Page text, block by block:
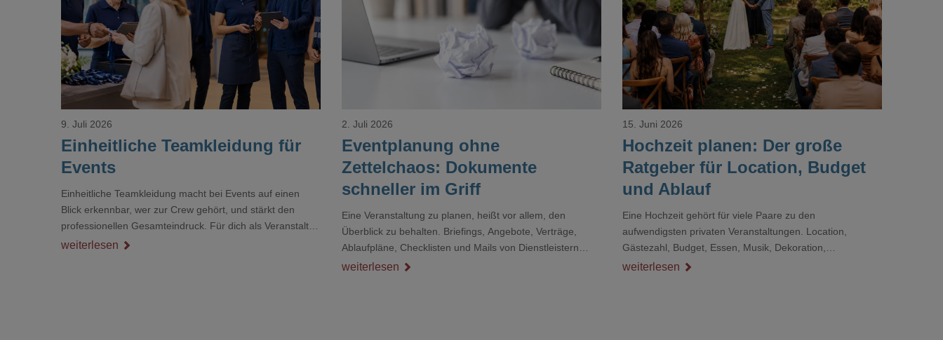
Loading...
Einheitliche Teamkleidung für
Events
9. Juli 2026
Einheitliche Teamkleidung macht bei Events auf einen
Blick erkennbar, wer zur Crew gehört, und stärkt den
professionellen Gesamteindruck. Für dich als Veranstalter
ist das kein Nebenthema: Bei Textilien mit Stickerei oder
weiterlesen
Loading...
Eventplanung ohne
Zettelchaos: Dokumente
schneller im Griff
2. Juli 2026
Eine Veranstaltung zu planen, heißt vor allem, den
Überblick zu behalten. Briefings, Angebote, Verträge,
Ablaufpläne, Checklisten und Mails von Dienstleistern
sammeln sich rasch zu einem unübersichtlichen Stapel.
weiterlesen
Loading...
Hochzeit planen: Der große
Ratgeber für Location, Budget
und Ablauf
15. Juni 2026
Eine Hochzeit gehört für viele Paare zu den
aufwendigsten privaten Veranstaltungen. Location,
Gästezahl, Budget, Essen, Musik, Dekoration,
Dienstleister und Ablauf müssen zusammenpassen, damit
weiterlesen